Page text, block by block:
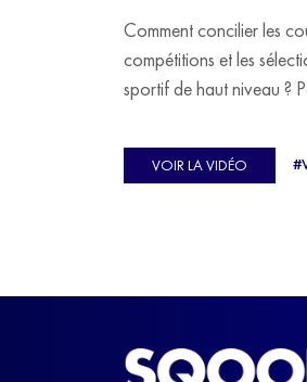
Comment concilier les
compétitions et les
sportif de haut niveau ?
Ulysse Soriano, vice-
ball, qui a failli
VOIR LA VIDÉO